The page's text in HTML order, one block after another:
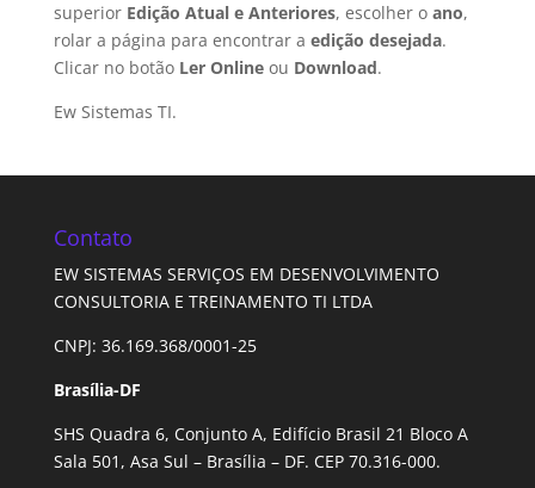
superior Edição Atual e Anteriores, escolher o ano,
rolar a página para encontrar a edição desejada.
Clicar no botão Ler Onlineou Download.
Ew Sistemas TI.
Contato
EW SISTEMAS SERVIÇOS EM DESENVOLVIMENTO
CONSULTORIA E TREINAMENTO TI LTDA
CNPJ: 36.169.368/0001-25
Brasília-DF
SHS Quadra 6, Conjunto A, Edifício Brasil 21 Bloco A
Sala 501, Asa Sul – Brasília – DF. CEP 70.316-000.